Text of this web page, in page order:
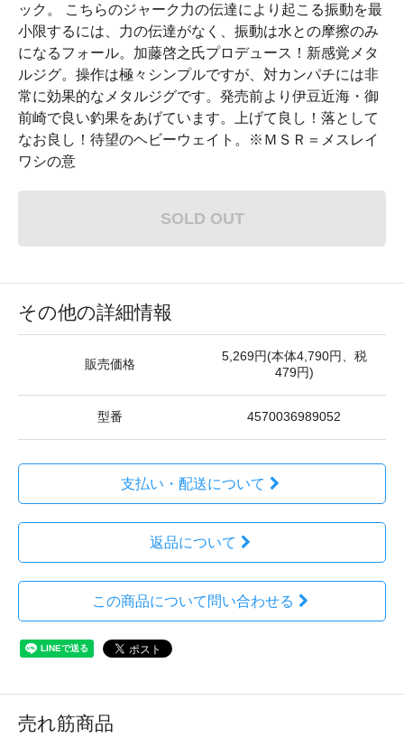
ック。 こちらのジャーク力の伝達により起こる振動を最
小限するには、力の伝達がなく、振動は水との摩擦のみ
になるフォール。加藤啓之氏プロデュース！新感覚メタ
ルジグ。操作は極々シンプルですが、対カンパチには非
常に効果的なメタルジグです。発売前より伊豆近海・御
前崎で良い釣果をあげています。上げて良し！落として
なお良し！待望のヘビーウェイト。※ＭＳＲ＝メスレイ
ワシの意
SOLD OUT
その他の詳細情報
販売価格
5,269円(本体4,790円、税
479円)
型番 4570036989052
支払い・配送について
返品について
この商品について問い合わせる
売れ筋商品